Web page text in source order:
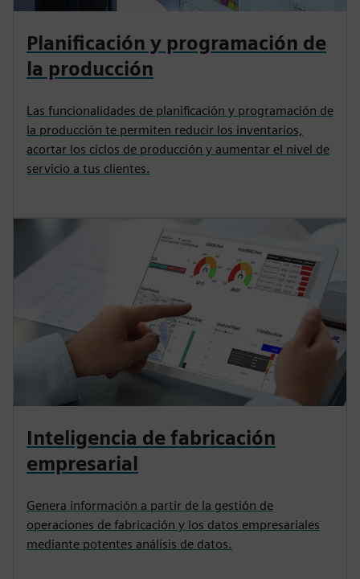
Planificación y programación de
la producción
Las funcionalidades de planificación y programación de
la producción te permiten reducir los inventarios,
acortar los ciclos de producción y aumentar el nivel de
servicio a tus clientes.
Inteligencia de fabricación
empresarial
Genera información a partir de la gestión de
operaciones de fabricación y los datos empresariales
mediante potentes análisis de datos.